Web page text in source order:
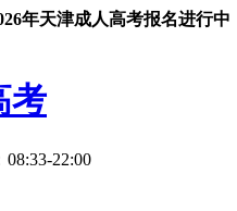
年天津成人高考报名进行中
22:00